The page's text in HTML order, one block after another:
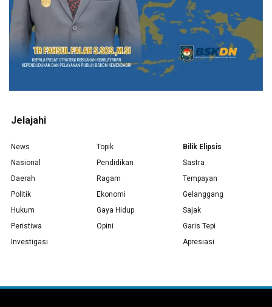
Jelajahi
News
Nasional
Daerah
Politik
Hukum
Peristiwa
Investigasi
Topik
Pendidikan
Ragam
Ekonomi
Gaya Hidup
Opini
Bilik Elipsis
Sastra
Tempayan
Gelanggang
Sajak
Garis Tepi
Apresiasi